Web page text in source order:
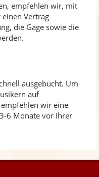
empfehlen wir, mit
Vertrag
die Gage sowie die
ausgebucht. Um
auf
wir eine
6 Monate vor Ihrer